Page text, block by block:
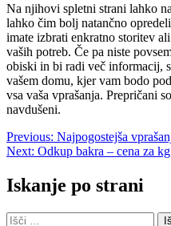
Na njihovi spletni strani lahko
lahko čim bolj natančno
imate izbrati enkratno storitev
vaših potreb. Če pa niste
obiski in bi radi več informacij,
vašem domu, kjer vam bodo
vsa vaša vprašanja. Prepričani
navdušeni.
Navigacija
prispevka
Previous: Najpogostejša
Next: Odkup bakra – cena za
Iskanje po strani
Išči: